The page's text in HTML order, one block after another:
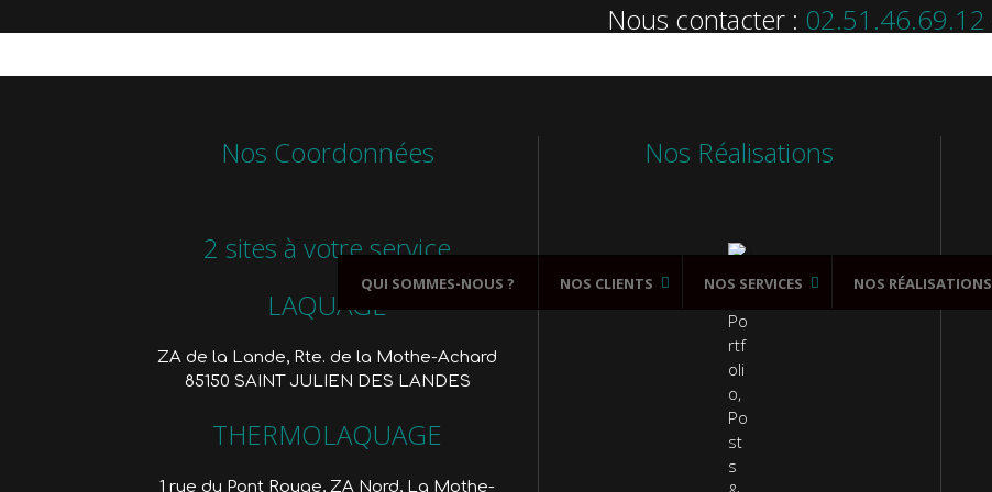
Nous contacter : 02.51.46.69.12
QUI SOMMES-NOUS ? NOS CLIENTS NOS SERVICES NOS RÉALISATIONS
Nos Coordonnées
2 sites à votre service
LAQUAGE
ZA de la Lande, Rte. de la Mothe-Achard
85150 SAINT JULIEN DES LANDES
THERMOLAQUAGE
1 rue du Pont Rouge, ZA Nord, La Mothe-
Nos Réalisations